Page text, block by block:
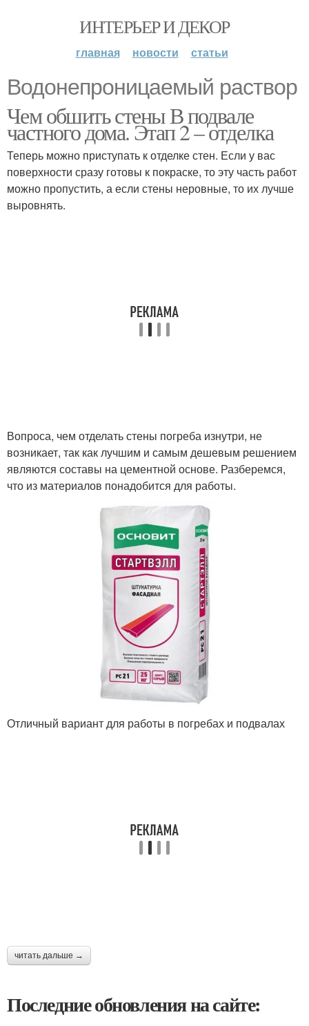
ИНТЕРЬЕР И ДЕКОР
главная новости статьи
Водонепроницаемый раствор
Чем обшить стены В подвале
частного дома. Этап 2 – отделка
Теперь можно приступать к отделке стен. Если у вас
поверхности сразу готовы к покраске, то эту часть работ
можно пропустить, а если стены неровные, то их лучше
выровнять.
Вопроса, чем отделать стены погреба изнутри, не
возникает, так как лучшим и самым дешевым решением
являются составы на цементной основе. Разберемся,
что из материалов понадобится для работы.
Отличный вариант для работы в погребах и подвалах
читать дальше →
Последние обновления на сайте: